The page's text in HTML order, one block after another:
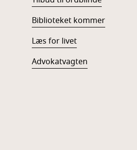
Biblioteket kommer
Læs for livet
Advokatvagten